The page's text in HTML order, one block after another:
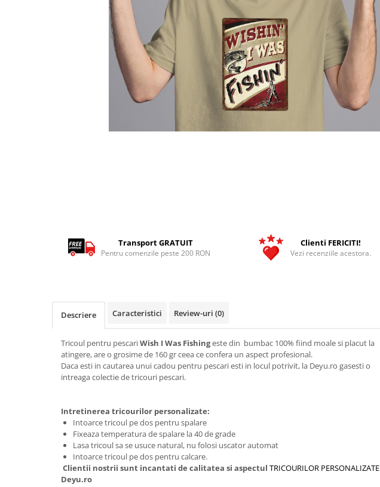
Tricouri Mamici
Tricouri Gameri
Tricouri Vesele
Tricouri Zicale Romanesti
Transport GRATUIT
Pentru comenzile peste 200 RON
Clienti FERICITI!
Vezi recenziile acestora.
Descriere Caracteristici Review-uri (0)
Tricoul pentru pescariWish I Was Fishingeste din bumbac 100% fiind moale si placut la
atingere, are o grosime de 160 gr ceea ce confera un aspect profesional.
Daca esti in cautarea unui cadou pentru pescari esti in locul potrivit, la Deyu.ro gasesti o
intreaga colectie de tricouri pescari.
Intretinerea tricourilor personalizate:
Intoarce tricoul pe dos pentru spalare
Fixeaza temperatura de spalare la 40 de grade
Lasa tricoul sa se usuce natural, nu folosi uscator automat
Intoarce tricoul pe dos pentru calcare.
Clientii nostrii sunt incantati de calitatea si aspectul TRICOURILOR PERSONALIZATE
Deyu.ro